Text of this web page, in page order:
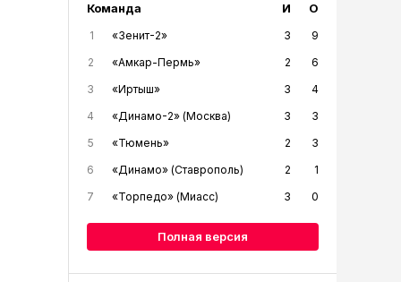
Команда И О
1 «Зенит-2» 3
9
2
«Амкар-Пермь» 2
6
3
«Иртыш» 3
4
4
«Динамо-2» (Москва) 3
3
5
«Тюмень» 2
3
6
«Динамо» (Ставрополь) 2
1
7
«Торпедо» (Миасс) 3 0
Полная версия